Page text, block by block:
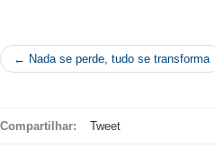
← Nada se perde, tudo se transforma
Compartilhar: Tweet